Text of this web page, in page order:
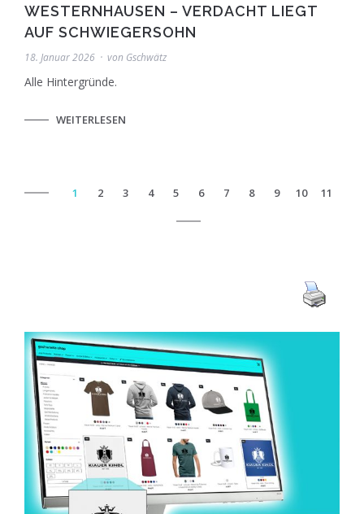
WESTERNHAUSEN – VERDACHT LIEGT
AUF SCHWIEGERSOHN
18. Januar 2026 von Gschwätz
Alle Hintergründe.
WEITERLESEN
1 2 3 4 5 6 7 8 9 10 11